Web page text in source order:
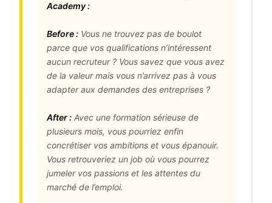
Academy :
Before : Vous ne trouvez pas de boulot
parce que vos qualifications n’intéressent
aucun recruteur ? Vous savez que vous avez
de la valeur mais vous n’arrivez pas à vous
adapter aux demandes des entreprises ?
After : Avec une formation sérieuse de
plusieurs mois, vous pourriez enfin
concrétiser vos ambitions et vous épanouir.
Vous retrouveriez un job où vous pourrez
jumeler vos passions et les attentes du
marché de l’emploi.